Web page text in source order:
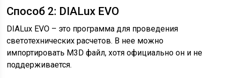
Способ 2: DIALux EVO
DIALux EVO – это программа для проведения
светотехнических расчетов. В нее можно
импортировать M3D файл, хотя официально он и не
поддерживается.